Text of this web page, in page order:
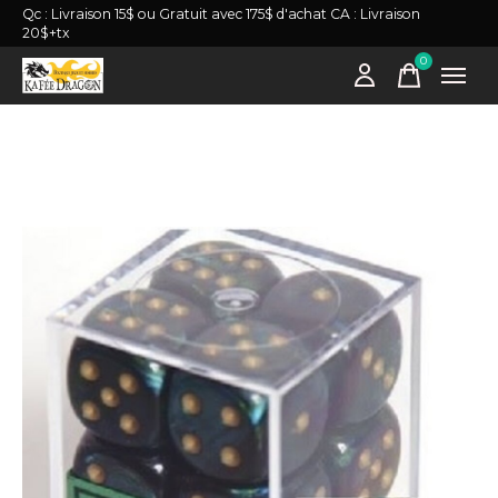
Qc : Livraison 15$ ou Gratuit avec 175$ d'achat CA : Livraison
20$+tx
0items